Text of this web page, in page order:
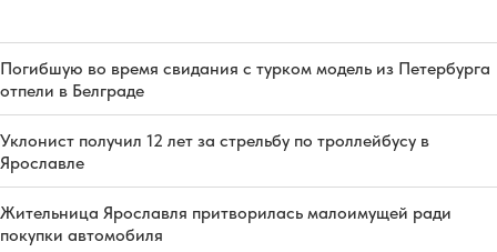
Погибшую во время свидания с турком модель из Петербурга
отпели в Белграде
Уклонист получил 12 лет за стрельбу по троллейбусу в
Ярославле
Жительница Ярославля притворилась малоимущей ради
покупки автомобиля